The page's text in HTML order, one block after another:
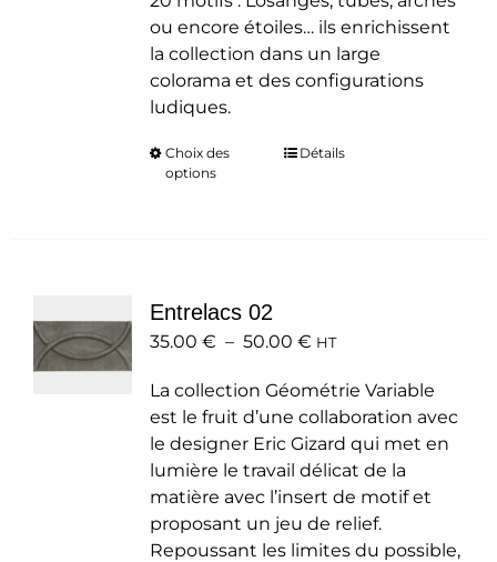
ou encore étoiles… ils enrichissent
la collection dans un large
colorama et des configurations
ludiques.
Choix des
options
Ce
peuvent
choisies
sur
la
page
du
produit
Détails
Entrelacs 02
35.00 € – 50.00 €Plage
prix :
35.00 €
à
50.00 €
HT
La collection Géométrie Variable
est le fruit d’une collaboration avec
le designer Eric Gizard qui met en
lumière le travail délicat de la
matière avec l’insert de motif et
proposant un jeu de relief.
Repoussant les limites du possible,